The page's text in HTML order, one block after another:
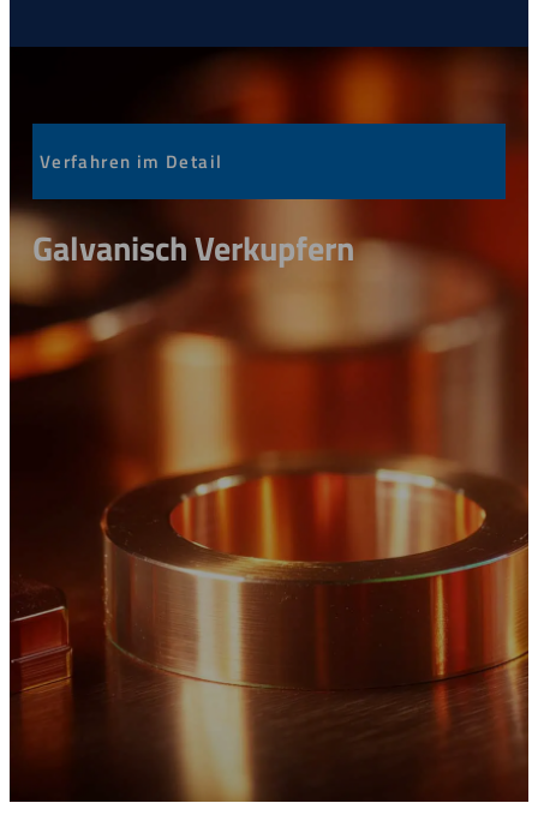
Verfahren im Detail
Galvanisch Verkupfern